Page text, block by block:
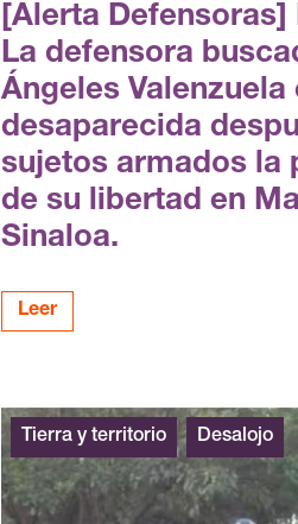
[Alerta Defensoras]
La defensora
Ángeles Valenzuela
desaparecida
sujetos armados la
de su libertad en
Sinaloa.
Leer
Tierra y territorio Desalojo